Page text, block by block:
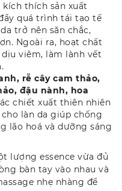
kích thích sản xuất
quá trình tái tạo tế
trở nên săn chắc,
Ngoài ra, hoạt chất
viêm, làm lành vết
rễ cây cam thảo,
đậu nành, hoa
chiết xuất thiên nhiên
làn da giúp chống
lão hoá và dưỡng sáng
lượng essence vừa đủ
bàn tay vào nhau và
nhẹ nhàng để